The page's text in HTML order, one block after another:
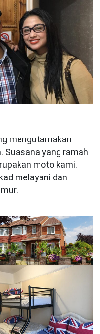
mengutamakan
Suasana yang ramah
moto kami.
melayani dan